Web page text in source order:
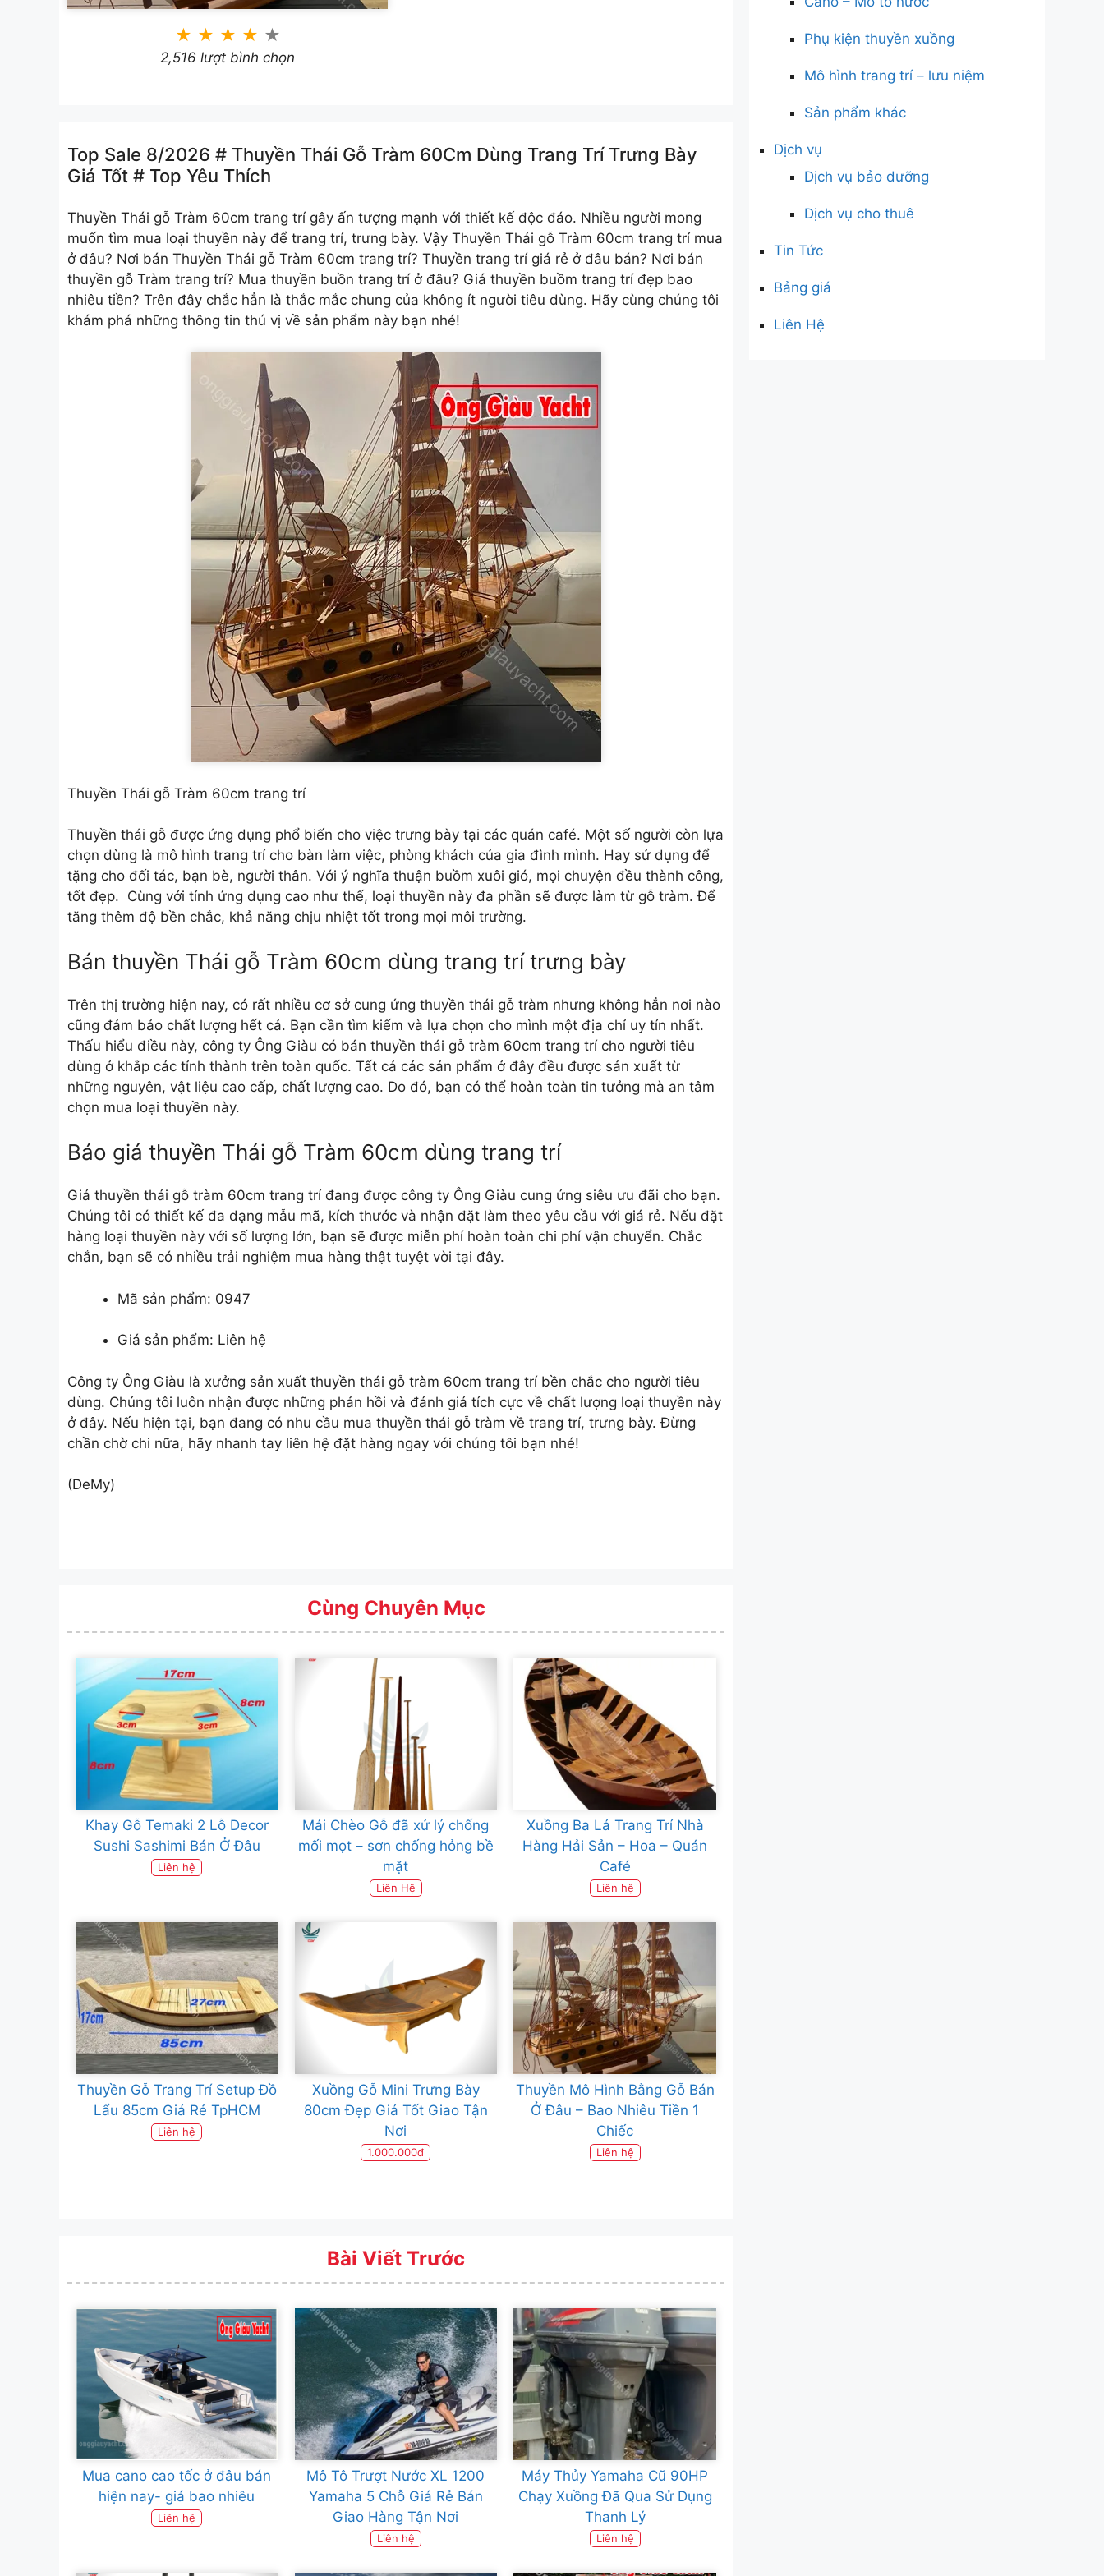
★ ★ ★ ★ ★
2,516 lượt bình chọn
Top Sale 8/2026 # Thuyền Thái Gỗ Tràm 60Cm Dùng Trang Trí Trưng Bày
Giá Tốt # Top Yêu Thích
Thuyền Thái gỗ Tràm 60cm trang trígây ấn tượng mạnh với thiết kế độc đáo. Nhiều người mong
muốn tìm mua loại thuyền này để trang trí, trưng bày. Vậy Thuyền Thái gỗ Tràm 60cm trang trí mua
ở đâu? Nơi bán Thuyền Thái gỗ Tràm 60cm trang trí? Thuyền trang trí giá rẻ ở đâu bán? Nơi bán
thuyền gỗ Tràm trang trí? Mua thuyền buồn trang trí ở đâu? Giá thuyền buồm trang trí đẹp bao
nhiêu tiền? Trên đây chắc hẳn là thắc mắc chung của không ít người tiêu dùng. Hãy cùng chúng tôi
khám phá những thông tin thú vị về sản phẩm này bạn nhé!
Thuyền Thái gỗ Tràm 60cm trang trí
Thuyền thái gỗ được ứng dụng phổ biến cho việc trưng bày tại các quán café. Một số người còn lựa
chọn dùng là mô hình trang trí cho bàn làm việc, phòng khách của gia đình mình. Hay sử dụng để
tặng cho đối tác, bạn bè, người thân. Với ý nghĩa thuận buồm xuôi gió, mọi chuyện đều thành công,
tốt đẹp. Cùng với tính ứng dụng cao như thế, loại thuyền này đa phần sẽ được làm từ gỗ tràm. Để
tăng thêm độ bền chắc, khả năng chịu nhiệt tốt trong mọi môi trường.
Bán thuyền Thái gỗ Tràm 60cm dùng trang trí trưng bày
Trên thị trường hiện nay, có rất nhiều cơ sở cung ứng thuyền thái gỗ tràm nhưng không hẳn nơi nào
cũng đảm bảo chất lượng hết cả. Bạn cần tìm kiếm và lựa chọn cho mình một địa chỉ uy tín nhất.
Thấu hiểu điều này, công ty Ông Giàu có bán thuyền thái gỗ tràm 60cm trang trí cho người tiêu
dùng ở khắp các tỉnh thành trên toàn quốc. Tất cả các sản phẩm ở đây đều được sản xuất từ
những nguyên, vật liệu cao cấp, chất lượng cao. Do đó, bạn có thể hoàn toàn tin tưởng mà an tâm
chọn mua loại thuyền này.
Báo giá thuyền Thái gỗ Tràm 60cm dùng trang trí
Giá thuyền thái gỗ tràm 60cm trang trí đang được công ty Ông Giàu cung ứng siêu ưu đãi cho bạn.
Chúng tôi có thiết kế đa dạng mẫu mã, kích thước và nhận đặt làm theo yêu cầu với giá rẻ. Nếu đặt
hàng loại thuyền này với số lượng lớn, bạn sẽ được miễn phí hoàn toàn chi phí vận chuyển. Chắc
chắn, bạn sẽ có nhiều trải nghiệm mua hàng thật tuyệt vời tại đây.
Mã sản phẩm: 0947
Giá sản phẩm: Liên hệ
Công ty Ông Giàu là xưởng sản xuất thuyền thái gỗ tràm 60cm trang tríbền chắc cho người tiêu
dùng. Chúng tôi luôn nhận được những phản hồi và đánh giá tích cực về chất lượng loại thuyền này
ở đây. Nếu hiện tại, bạn đang có nhu cầu mua thuyền thái gỗ tràm về trang trí, trưng bày. Đừng
chần chờ chi nữa, hãy nhanh tay liên hệ đặt hàng ngay với chúng tôi bạn nhé!
(DeMy)
Cùng Chuyên Mục
Khay Gỗ Temaki 2 Lỗ Decor
Sushi Sashimi Bán Ở Đâu
Liên hệ
Mái Chèo Gỗ đã xử lý chống
mối mọt – sơn chống hỏng bề
mặt
Liên Hệ
Xuồng Ba Lá Trang Trí Nhà
Hàng Hải Sản – Hoa – Quán
Café
Liên hệ
Thuyền Gỗ Trang Trí Setup Đồ
Lẩu 85cm Giá Rẻ TpHCM
Liên hệ
Xuồng Gỗ Mini Trưng Bày
80cm Đẹp Giá Tốt Giao Tận
Nơi
1.000.000đ
Thuyền Mô Hình Bằng Gỗ Bán
Ở Đâu – Bao Nhiêu Tiền 1
Chiếc
Liên hệ
Bài Viết Trước
Mua cano cao tốc ở đâu bán
hiện nay- giá bao nhiêu
Liên hệ
Mô Tô Trượt Nước XL 1200
Yamaha 5 Chỗ Giá Rẻ Bán
Giao Hàng Tận Nơi
Liên hệ
Máy Thủy Yamaha Cũ 90HP
Chạy Xuồng Đã Qua Sử Dụng
Thanh Lý
Liên hệ
Phụ kiện thuyền xuồng
Mô hình trang trí – lưu niệm
Sản phẩm khác
Dịch vụ
Dịch vụ bảo dưỡng
Dịch vụ cho thuê
Tin Tức
Bảng giá
Liên Hệ